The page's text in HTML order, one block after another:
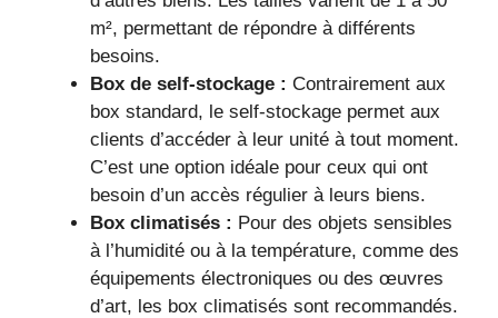
m², permettant de répondre à différents
besoins.
Box de self-stockage : Contrairement aux
box standard, le self-stockage permet aux
clients d’accéder à leur unité à tout moment.
C’est une option idéale pour ceux qui ont
besoin d’un accès régulier à leurs biens.
Box climatisés : Pour des objets sensibles
à l’humidité ou à la température, comme des
équipements électroniques ou des œuvres
d’art, les box climatisés sont recommandés.